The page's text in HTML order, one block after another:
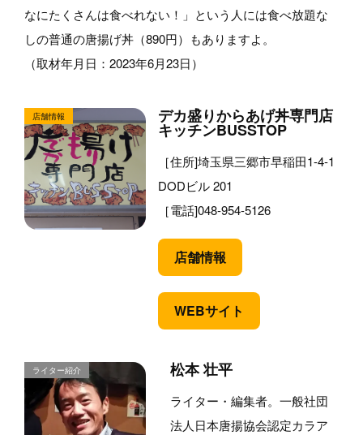
なにたくさんは食べれない！」という人には食べ放題な
しの普通の唐揚げ丼（890円）もありますよ。
（取材年月日：2023年6月23日）
デカ盛りからあげ丼専門店
キッチンBUSSTOP
［住所]埼玉県三郷市早稲田1-4-1
DODビル 201
［電話]048-954-5126
店舗情報
WEBサイト
松本 壮平
ライター・編集者。一般社団
法人日本唐揚協会認定カラア